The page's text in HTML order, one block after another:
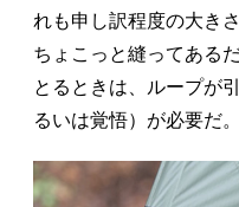
れも申し訳程度の大き
ちょこっと縫ってある
とるときは、ループが
るいは覚悟）が必要だ。